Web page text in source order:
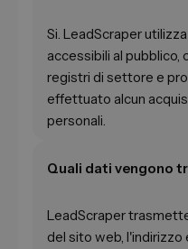
Si. LeadScraper
accessibili al pubblico,
registri di settore e
effettuato alcun
personali.
Quali dati vengono
LeadScraper
del sito web,